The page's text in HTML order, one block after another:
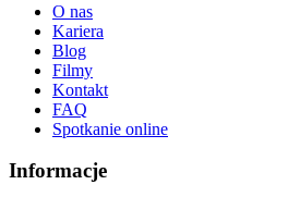
O nas
Kariera
Blog
Filmy
Kontakt
FAQ
Spotkanie online
Informacje